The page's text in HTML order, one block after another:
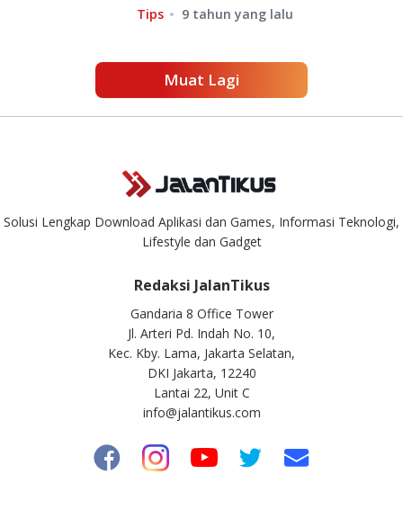
Tips 9 tahun yang lalu
Muat Lagi
Solusi Lengkap Download Aplikasi dan Games, Informasi Teknologi,
Lifestyle dan Gadget
Redaksi JalanTikus
Gandaria 8 Office Tower
Jl. Arteri Pd. Indah No. 10,
Kec. Kby. Lama, Jakarta Selatan,
DKI Jakarta, 12240
Lantai 22, Unit C
info@jalantikus.com